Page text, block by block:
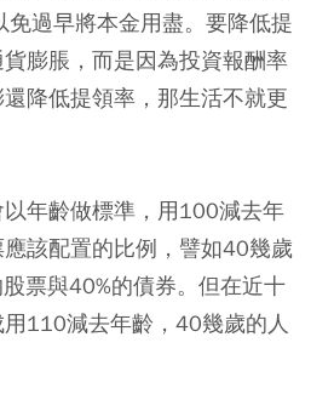
過早將本金用盡。要降低提
膨脹，而是因為投資報酬率
降低提領率，那生活不就更
年齡做標準，用100減去年
該配置的比例，譬如40幾歲
票與40%的債券。但在近十
110減去年齡，40幾歲的人